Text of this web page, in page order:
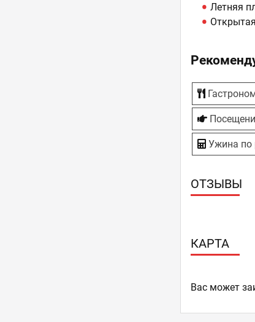
Летняя
Ужина по
ОТЗЫВЫ
КАРТА
Ваc может